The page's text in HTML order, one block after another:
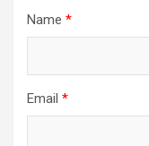
Name *
Email *